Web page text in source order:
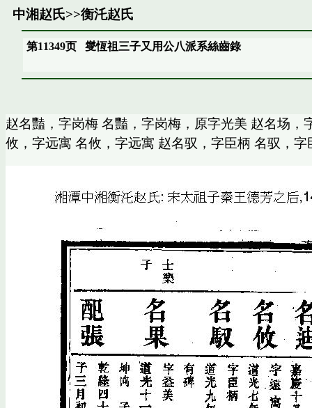
中湘赵氏>>衡汑赵氏
第11349页燮恆祖三子又用公八派系絲齒錄
赵名豔，字岗梅 名豔，字岗梅，原字光美 赵名场
攸，字远寓 名攸，字远寓 赵名驭，字臣柄 名驭，